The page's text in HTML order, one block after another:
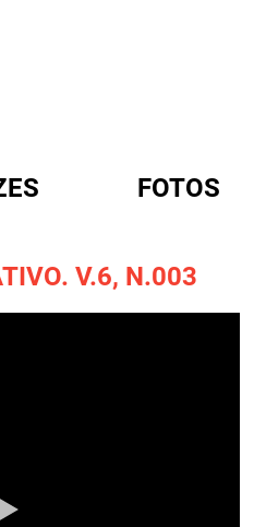
FOTOS
V.6, N.003